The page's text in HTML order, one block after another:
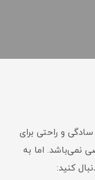
و راحتی برای
نمی‌باشد. اما به
کنید: